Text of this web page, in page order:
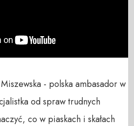
- polska ambasador w
od spraw trudnych
co w piaskach i skałach